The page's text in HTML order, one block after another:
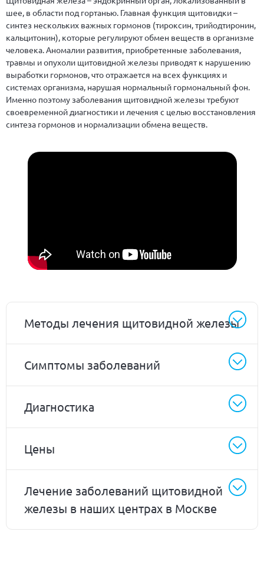
шее, в области под гортанью. Главная функция щитовидки –
синтез нескольких важных гормонов (тироксин, трийодтиронин,
кальцитонин), которые регулируют обмен веществ в организме
человека. Аномалии развития, приобретенные заболевания,
травмы и опухоли щитовидной железы приводят к нарушению
выработки гормонов, что отражается на всех функциях и
системах организма, нарушая нормальный гормональный фон.
Именно поэтому заболевания щитовидной железы требуют
своевременной диагностики и лечения с целью восстановления
синтеза гормонов и нормализации обмена веществ.
Методы лечения щитовидной железы
Симптомы заболеваний
Диагностика
Цены
Лечение заболеваний щитовидной
железы в наших центрах в Москве